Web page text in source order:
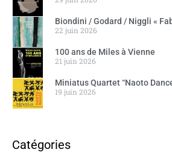
Biondini / Godard / Niggli «
22 juin 2026
100 ans de Miles à Vienne
21 juin 2026
Miniatus Quartet “Naoto
19 juin 2026
Catégories